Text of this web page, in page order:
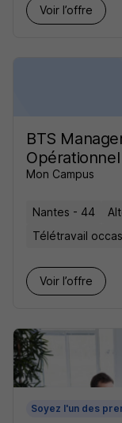
Voir l’offre
BTS
Mon Campus
Nantes - 44
Télétravail
Voir l’offre
Soyez l'un des